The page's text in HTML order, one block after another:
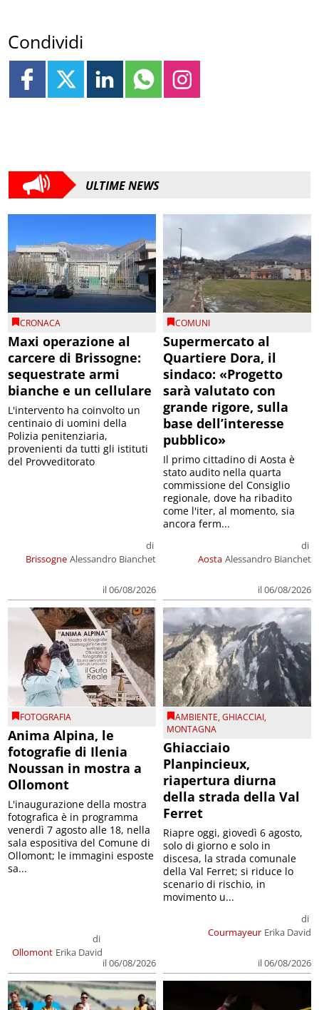
Condividi
ULTIME NEWS
CRONACA
Maxi operazione al
carcere di Brissogne:
sequestrate armi
bianche e un cellulare
Brissogne
di
Alessandro Bianchet
il 06/08/2026
L'intervento ha coinvolto un
centinaio di uomini della
Polizia penitenziaria,
provenienti da tutti gli istituti
del Provveditorato
COMUNI
Supermercato al
Quartiere Dora, il
sindaco: «Progetto
sarà valutato con
grande rigore, sulla
base dell’interesse
pubblico»
Aosta
di
Alessandro Bianchet
il 06/08/2026
Il primo cittadino di Aosta è
stato audito nella quarta
commissione del Consiglio
regionale, dove ha ribadito
come l'iter, al momento, sia
ancora ferm...
FOTOGRAFIA
Anima Alpina, le
fotografie di Ilenia
Noussan in mostra a
Ollomont
Ollomont
di
Erika David
il 06/08/2026
L'inaugurazione della mostra
fotografica è in programma
venerdì 7 agosto alle 18, nella
sala espositiva del Comune di
Ollomont; le immagini esposte
sa...
AMBIENTE,GHIACCIAI,
MONTAGNA
Ghiacciaio
Planpincieux,
riapertura diurna
della strada della Val
Ferret
Courmayeur
di
Erika David
il 06/08/2026
Riapre oggi, giovedì 6 agosto,
solo di giorno e solo in
discesa, la strada comunale
della Val Ferret; si riduce lo
scenario di rischio, in
movimento u...